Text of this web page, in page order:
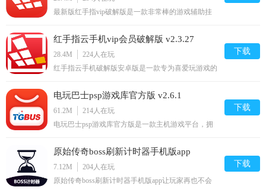
armorinspector中文版介
最新版红手指vip破解版是一款非常棒的游戏辅助挂
的王者！你还在等什么？快来2265安卓网下载吧！破
解说明：此版本全网最新vip破解版，无需登录，上
线就是vip会员！红
红手指云手机vip会员破解版 v2.3.27
28.4M 224 人在玩
红手指云手机破解版安卓版是一款专为喜爱玩游戏的
能，彻底解放你的双手，离线也能获得海量资源，感
兴趣的话就来2265安卓网下载吧！红手指云手机app
破解版介绍红手指
下载
电玩巴士psp游戏库官方版 v2.6.1
61.2M 214 人在玩
电玩巴士psp游戏库官方版是一款主机游戏平台，拥
在这里可以购买到正版的游戏资源，拥有非常优惠的
价格，是喜欢主机游戏朋友的必备掌上游戏库！电玩
巴士手机版介绍为
下载
原始传奇boss刷新计时器手机版app
v22.02.18
7.12M 204 人在玩
原始传奇boss刷新计时器手机版app让玩家再也不会
下载